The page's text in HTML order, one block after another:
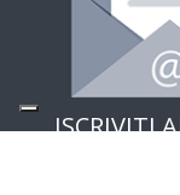
ISCRIVITI